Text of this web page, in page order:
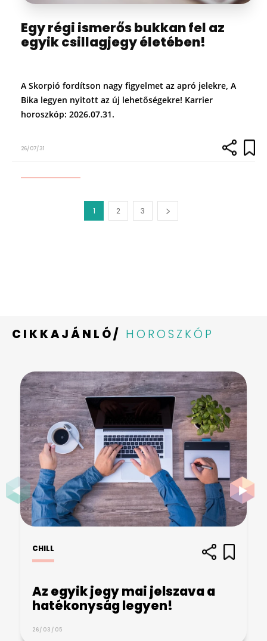
Egy régi ismerős bukkan fel az
egyik csillagjegy életében!
A Skorpió fordítson nagy figyelmet az apró jelekre, A
Bika legyen nyitott az új lehetőségekre! Karrier
horoszkóp: 2026.07.31.
26/07/31
1 2 3
CIKKAJÁNLÓ/ HOROSZKÓP
CHILL
Az egyik jegy mai jelszava a
hatékonyság legyen!
26/03/05